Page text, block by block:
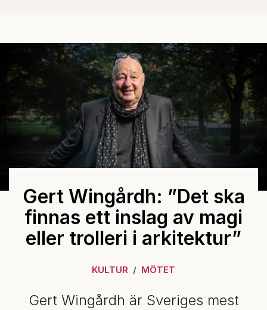
Gert Wingårdh: ”Det ska
finnas ett inslag av magi
eller trolleri i arkitektur”
KULTUR MÖTET
Gert Wingårdh är Sveriges mest